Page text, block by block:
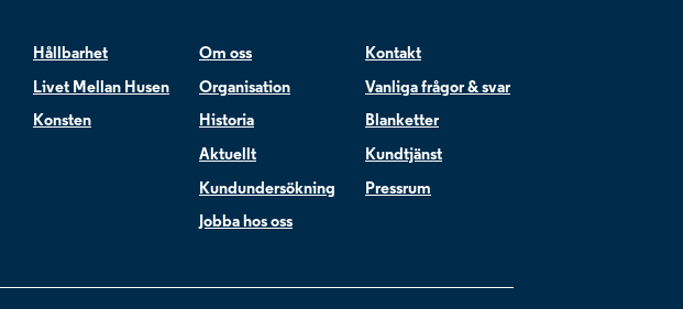
Hållbarhet
Livet Mellan Husen
Konsten
Om oss
Organisation
Historia
Aktuellt
Kundundersökning
Jobba hos oss
Kontakt
Vanliga frågor & svar
Blanketter
Kundtjänst
Pressrum